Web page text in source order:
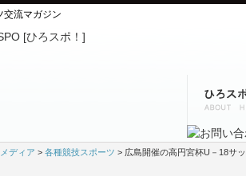
交流マガジン
ディア > 各種競技スポーツ > 広島開催の高円宮杯U－18サ